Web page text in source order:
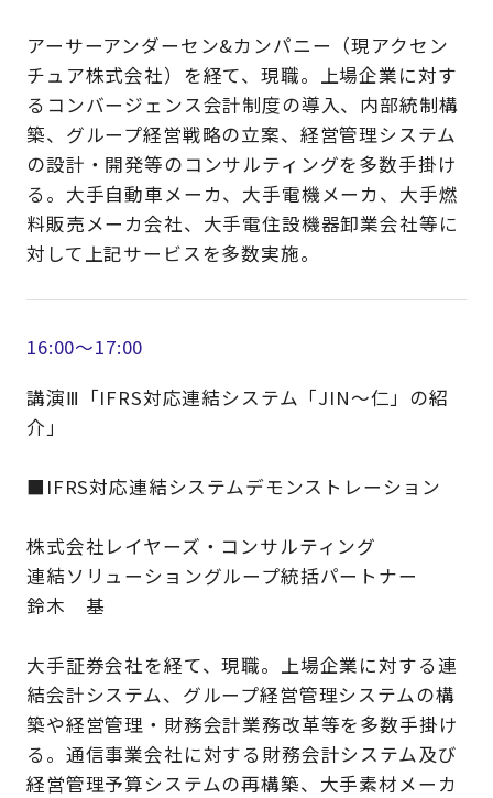
アーサーアンダーセン&カンパニー（現アクセン
チュア株式会社）を経て、現職。上場企業に対す
るコンバージェンス会計制度の導入、内部統制構
築、グループ経営戦略の立案、経営管理システム
の設計・開発等のコンサルティングを多数手掛け
る。大手自動車メーカ、大手電機メーカ、大手燃
料販売メーカ会社、大手電住設機器卸業会社等に
対して上記サービスを多数実施。
16:00～17:00
講演Ⅲ「IFRS対応連結システム「JIN～仁」の紹
介」
■IFRS対応連結システムデモンストレーション
株式会社レイヤーズ・コンサルティング
連結ソリューショングループ統括パートナー
鈴木 基
大手証券会社を経て、現職。上場企業に対する連
結会計システム、グループ経営管理システムの構
築や経営管理・財務会計業務改革等を多数手掛け
る。通信事業会社に対する財務会計システム及び
経営管理予算システムの再構築、大手素材メーカ